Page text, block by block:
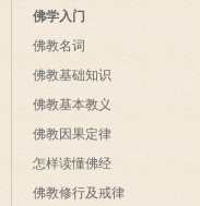
佛学入门
佛教名词
佛教基础知识
佛教基本教义
佛教因果定律
怎样读懂佛经
佛教修行及戒律